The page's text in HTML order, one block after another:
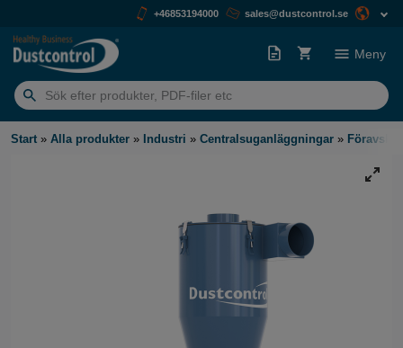
+46853194000 sales@dustcontrol.se
Sök
efter:
Meny
Start » Alla produkter » Industri » Centralsuganläggningar »